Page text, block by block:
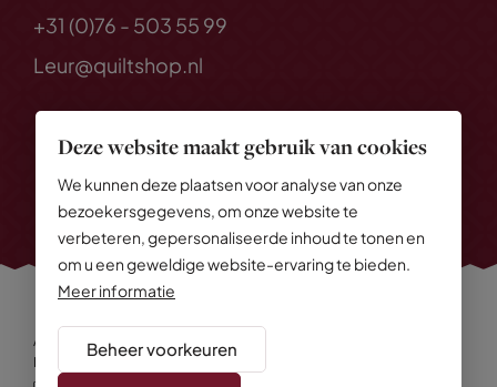
Deze website maakt gebruik van cookies
We kunnen deze plaatsen voor analyse van onze
bezoekersgegevens, om onze website te
verbeteren, gepersonaliseerde inhoud te tonen en
om u een geweldige website-ervaring te bieden.
Meer informatie
Beheer voorkeuren
+31 (0)76 - 503 55 99
Leur@quiltshop.nl
Alle rechten voorbehouden
Privacy Policy
Algemene voorwaarden